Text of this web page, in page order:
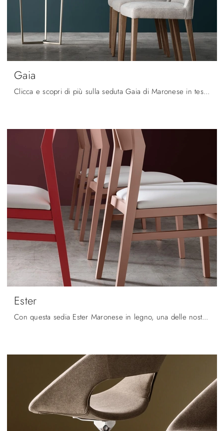
Gaia
Clicca e scopri di più sulla seduta Gaia di Maronese in tessuto: le più originali Sedie fisse moderne ti attendono.
Ester
Con questa sedia Ester Maronese in legno, una delle nostre sedute fisse moderne, potrai completare i tuoi interni.